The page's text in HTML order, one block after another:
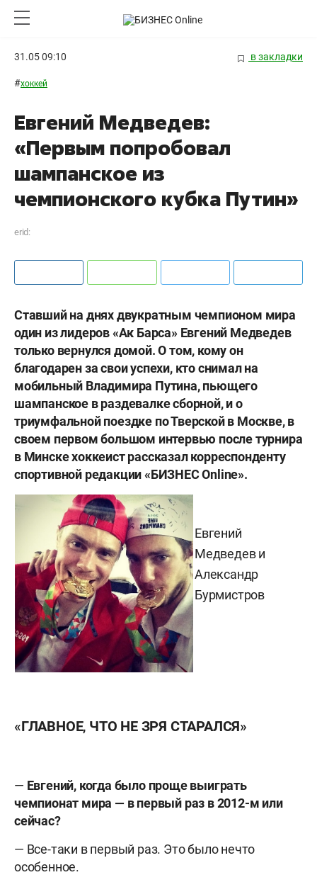
31.05 09:10 в закладки
#хоккей
Евгений Медведев:
«Первым попробовал
шампанское из
чемпионского кубка Путин»
erid:
Ставший на днях двукратным чемпионом мира
один из лидеров «Ак Барса» Евгений Медведев
только вернулся домой. О том, кому он
благодарен за свои успехи, кто снимал на
мобильный Владимира Путина, пьющего
шампанское в раздевалке сборной, и о
триумфальной поездке по Тверской в Москве, в
своем первом большом интервью после турнира
в Минске хоккеист рассказал корреспонденту
спортивной редакции «БИЗНЕС Оnline».
Евгений
Медведев и
Александр
Бурмистров
«ГЛАВНОЕ, ЧТО НЕ ЗРЯ СТАРАЛСЯ»
— Евгений, когда было проще выиграть
чемпионат мира — в первый раз в 2012-м или
сейчас?
— Все-таки в первый раз. Это было нечто
особенное.